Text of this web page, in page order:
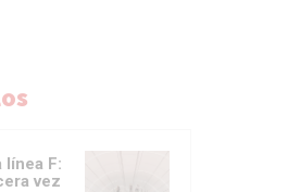
línea F:
vez